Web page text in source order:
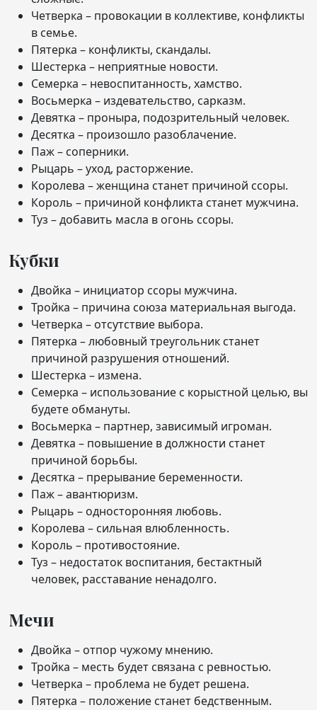
Четверка – провокации в коллективе, конфликты
в семье.
Пятерка – конфликты, скандалы.
Шестерка – неприятные новости.
Семерка – невоспитанность, хамство.
Восьмерка – издевательство, сарказм.
Девятка – проныра, подозрительный человек.
Десятка – произошло разоблачение.
Паж – соперники.
Рыцарь – уход, расторжение.
Королева – женщина станет причиной ссоры.
Король – причиной конфликта станет мужчина.
Туз – добавить масла в огонь ссоры.
Кубки
Двойка – инициатор ссоры мужчина.
Тройка – причина союза материальная выгода.
Четверка – отсутствие выбора.
Пятерка – любовный треугольник станет
причиной разрушения отношений.
Шестерка – измена.
Семерка – использование с корыстной целью, вы
будете обмануты.
Восьмерка – партнер, зависимый игроман.
Девятка – повышение в должности станет
причиной борьбы.
Десятка – прерывание беременности.
Паж – авантюризм.
Рыцарь – односторонняя любовь.
Королева – сильная влюбленность.
Король – противостояние.
Туз – недостаток воспитания, бестактный
человек, расставание ненадолго.
Мечи
Двойка – отпор чужому мнению.
Тройка – месть будет связана с ревностью.
Четверка – проблема не будет решена.
Пятерка – положение станет бедственным.